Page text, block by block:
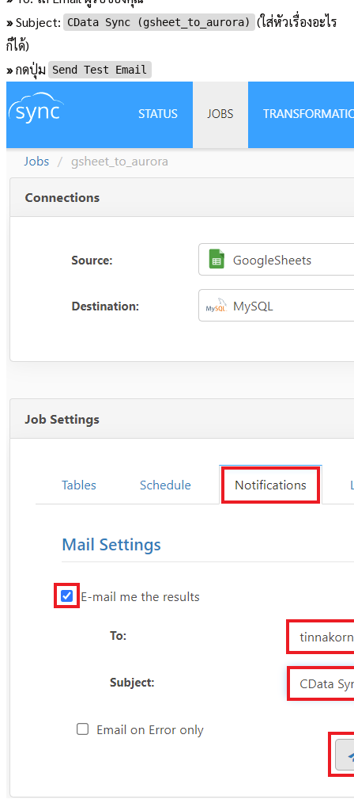
»Subject: CData Sync (gsheet_to_aurora)
(ใส่หัวเรื่องอะไร
ก็ได้)
»กดปุ่ม Send Test Email